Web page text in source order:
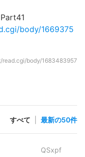
body/1669375
body/1683483957
すべて 最新の50件
QSxpf